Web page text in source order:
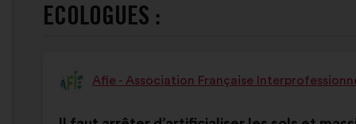
ECOLOGUES :
Предложение
Afie - Association Française